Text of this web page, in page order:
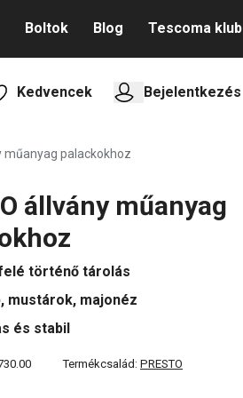
Boltok Blog Tescoma klub
Kedvencek Bejelentkezés
műanyag palackokhoz
állvány műanyag
történő tárolás
mustárok, majonéz
és stabil
Termékcsalád: PRESTO